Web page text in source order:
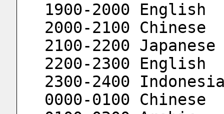
1900-2000 English
2000-2100 Chinese
2100-2200 Japanese
2200-2300 English
2300-2400
0000-0100 Chinese